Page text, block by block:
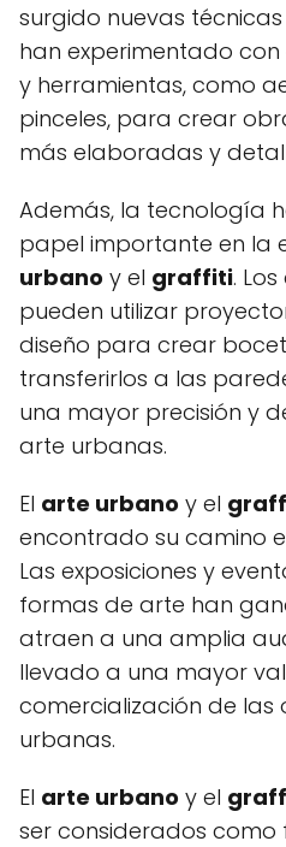
surgido nuevas técnicas
han experimentado
y herramientas, como
pinceles, para crear
más elaboradas y
Además, la tecnología
papel importante en la
urbano y el graffiti.
pueden utilizar
diseño para crear
transferirlos a las
una mayor precisión y
arte urbanas.
El arte urbano y el
encontrado su camino
Las exposiciones y
formas de arte han
atraen a una amplia
llevado a una mayor
comercialización de las
urbanas.
El arte urbano y el
ser considerados como